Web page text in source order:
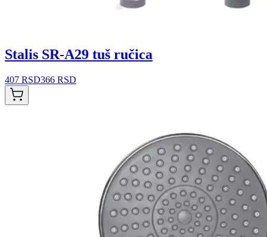
Stalis SR-A29 tuš ručica
407 RSD366 RSD